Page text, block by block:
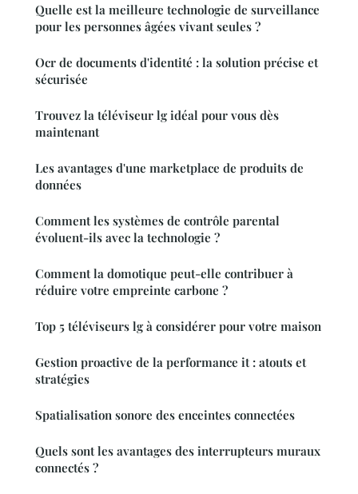
Quelle est la meilleure technologie de surveillance
pour les personnes âgées vivant seules ?
Ocr de documents d'identité : la solution précise et
sécurisée
Trouvez la téléviseur lg idéal pour vous dès
maintenant
Les avantages d'une marketplace de produits de
données
Comment les systèmes de contrôle parental
évoluent-ils avec la technologie ?
Comment la domotique peut-elle contribuer à
réduire votre empreinte carbone ?
Top 5 téléviseurs lg à considérer pour votre maison
Gestion proactive de la performance it : atouts et
stratégies
Spatialisation sonore des enceintes connectées
Quels sont les avantages des interrupteurs muraux
connectés ?